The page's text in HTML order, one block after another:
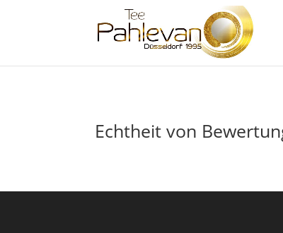
google-site-verification: google2f89d170f26c8c65.html
Echtheit von